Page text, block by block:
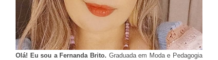
Olá! Eu sou a Fernanda Brito. Graduada em Moda e Pedagogia